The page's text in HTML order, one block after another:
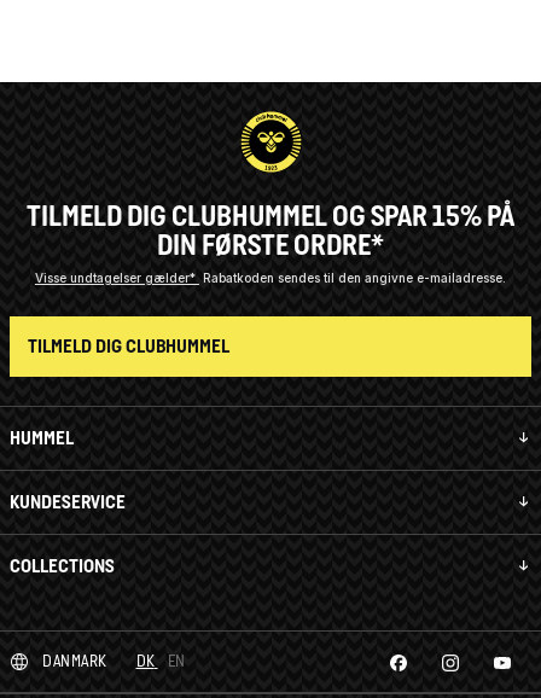
HUMMEL
KUNDESERVICE
COLLECTIONS
TILMELD DIG CLUBHUMMEL OG SPAR 15% PÅ
DIN FØRSTE ORDRE*
Visse undtagelser gælder* Rabatkoden sendes til den angivne e-mailadresse.
TILMELD DIG CLUBHUMMEL
DANMARK DK EN